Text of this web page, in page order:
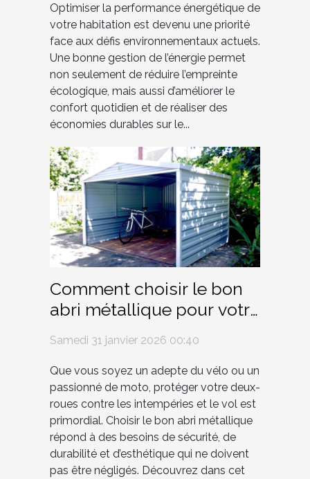
Optimiser la performance énergétique de
votre habitation est devenu une priorité
face aux défis environnementaux actuels.
Une bonne gestion de l’énergie permet
non seulement de réduire l’empreinte
écologique, mais aussi d’améliorer le
confort quotidien et de réaliser des
économies durables sur le...
Comment choisir le bon
abri métallique pour votre
Samedi 31 janvier 2026 00:40
Que vous soyez un adepte du vélo ou un
passionné de moto, protéger votre deux-
roues contre les intempéries et le vol est
primordial. Choisir le bon abri métallique
répond à des besoins de sécurité, de
durabilité et d’esthétique qui ne doivent
pas être négligés. Découvrez dans cet